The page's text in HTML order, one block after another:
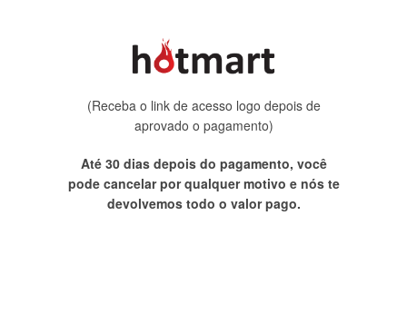
(Receba o link de acesso logo depois de
aprovado o pagamento)
Até 30 dias depois do pagamento, você
pode cancelar por qualquer motivo e nós te
devolvemos todo o valor pago.